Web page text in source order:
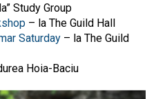
Study Group
– la The Guild Hall
Saturday – la The Guild
Hoia-Baciu